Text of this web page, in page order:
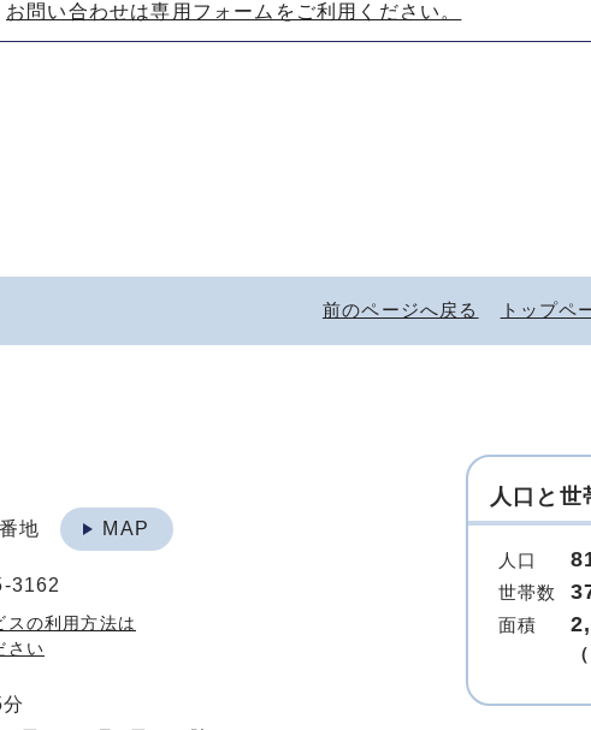
お問い合わせは専用フォームをご利用ください。
前のページへ戻る トップペ
番地 MAP
3162
スの利用方法は
さい
人口と世
人口
世帯数
面積